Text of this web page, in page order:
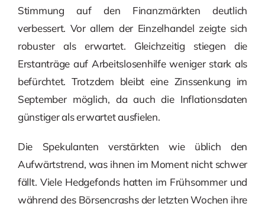
Stimmung auf den Finanzmärkten deutlich
verbessert. Vor allem der Einzelhandel zeigte sich
robuster als erwartet. Gleichzeitig stiegen die
Erstanträge auf Arbeitslosenhilfe weniger stark als
befürchtet. Trotzdem bleibt eine Zinssenkung im
September möglich, da auch die Inflationsdaten
günstiger als erwartet ausfielen.
Die Spekulanten verstärkten wie üblich den
Aufwärtstrend, was ihnen im Moment nicht schwer
fällt. Viele Hedgefonds hatten im Frühsommer und
während des Börsencrashs der letzten Wochen ihre